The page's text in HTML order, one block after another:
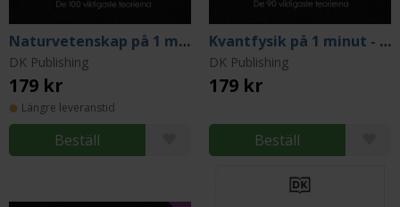
Naturvetenskap på 1 minut - De 100 viktigaste teorierna
DK Publishing
179 kr
Längre leveranstid
Beställ
Kvantfysik på 1 minut - De 90 viktigaste teorierna
DK Publishing
179 kr
Beställ